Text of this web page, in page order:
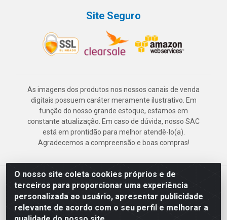
O nosso site coleta cookies próprios e de
terceiros para proporcionar uma experiência
personalizada ao usuário, apresentar publicidade
relevante de acordo com o seu perfil e melhorar a
Site Seguro
As imagens dos produtos nos nossos canais de venda
digitais possuem caráter meramente ilustrativo. Em
função do nosso grande estoque, estamos em
constante atualização. Em caso de dúvida, nosso SAC
está em prontidão para melhor atendê-lo(a).
Agradecemos a compreensão e boas compras!
Deskontão Atacado - Av. Marechal Mascarenhas de Morais, 2471 -
Imbiribeira - Recife/PE - CEP 51.150-001 - CNPJ 24.150.377/0003-
57